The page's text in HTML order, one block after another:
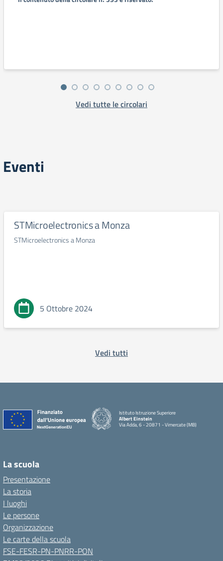
Vedi tutte le circolari
Eventi
STMicroelectronics a Monza
STMicroelectronics a Monza
5 Ottobre 2024
Vedi tutti
Istituto Istruzione Superiore
Albert Einstein
Via Adda, 6 - 20871 - Vimercate (MB)
La scuola
Presentazione
La storia
I luoghi
Le persone
Organizzazione
Le carte della scuola
FSE-FESR-PN-PNRR-PON